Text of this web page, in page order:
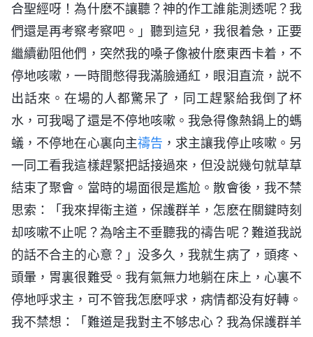
合聖經呀！為什麽不讓聽？神的作工誰能測透呢？我
們還是再考察考察吧。」聽到這兒，我很着急，正要
繼續勸阻他們，突然我的嗓子像被什麽東西卡着，不
停地咳嗽，一時間憋得我滿臉通紅，眼泪直流，説不
出話來。在場的人都驚呆了，同工趕緊給我倒了杯
水，可我喝了還是不停地咳嗽。我急得像熱鍋上的螞
蟻，不停地在心裏向主禱告 ，求主讓我停止咳嗽。另
一同工看我這樣趕緊把話接過來，但没説幾句就草草
結束了聚會。當時的場面很是尷尬。散會後，我不禁
思索：「我來捍衛主道，保護群羊，怎麽在關鍵時刻
却咳嗽不止呢？為啥主不垂聽我的禱告呢？難道我説
的話不合主的心意？」没多久，我就生病了，頭疼、
頭暈，胃裏很難受。我有氣無力地躺在床上，心裏不
停地呼求主，可不管我怎麽呼求，病情都没有好轉。
我不禁想：「難道是我對主不够忠心？我為保護群羊